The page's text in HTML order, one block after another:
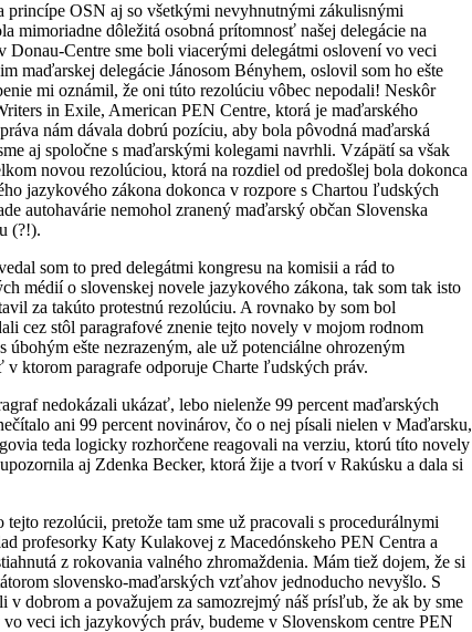
princípe OSN aj so všetkými nevyhnutnými zákulisnými
mimoriadne dôležitá osobná prítomnosť našej delegácie na
Donau-Centre sme boli viacerými delegátmi oslovení vo veci
maďarskej delegácie Jánosom Bényhem, oslovil som ho ešte
mi oznámil, že oni túto rezolúciu vôbec nepodali! Neskôr
in Exile, American PEN Centre, ktorá je maďarského
nám dávala dobrú pozíciu, aby bola pôvodná maďarská
aj spoločne s maďarskými kolegami navrhli. Vzápätí sa však
novou rezolúciou, ktorá na rozdiel od predošlej bola dokonca
jazykového zákona dokonca v rozpore s Chartou ľudských
autohavárie nemohol zranený maďarský občan Slovenska
(?!).
som to pred delegátmi kongresu na komisii a rád to
médií o slovenskej novele jazykového zákona, tak som tak isto
za takúto protestnú rezolúciu. A rovnako by som bol
cez stôl paragrafové znenie tejto novely v mojom rodnom
ešte nezrazeným, ale už poten­ciálne ohrozeným
ktorom paragrafe odporuje Charte ľudských práv.
nedokázali ukázať, lebo nielenže 99 percent maďarských
ani 99 percent novinárov, čo o nej písali nielen v Maďarsku,
teda logicky rozhorčene reagovali na verziu, ktorú títo novely
aj Zdenka Becker, ktorá žije a tvorí v Rakúsku a dala si
rezolúcii, pretože tam sme už pracovali s procedurálnymi
profesorky Katy Kulakovej z Macedónskeho PEN Centra a
z rokovania valného zhromaždenia. Mám tiež dojem, že si
slovensko-maďarských vzťahov jednoducho nevyšlo. S
v dobrom a považujem za samozrejmý náš prísľub, že ak by sme
veci ich jazykových práv, budeme v Slovenskom centre PEN